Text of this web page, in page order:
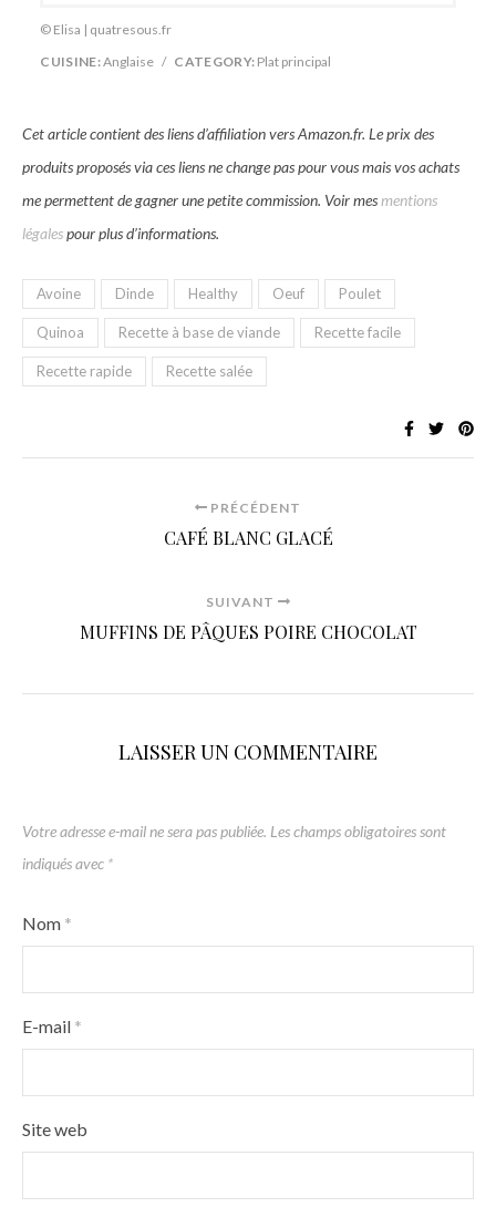
© Elisa | quatresous.fr
CUISINE:Anglaise / CATEGORY: Plat principal
Cet article contient des liens d’affiliation vers Amazon.fr. Le prix des
produits proposés via ces liens ne change pas pour vous mais vos achats
me permettent de gagner une petite commission. Voir mesmentions
légalespour plus d’informations.
Avoine Dinde Healthy Oeuf Poulet
Quinoa Recette à base de viande Recette facile
Recette rapide Recette salée
PRÉCÉDENT
CAFÉ BLANC GLACÉ
SUIVANT
MUFFINS DE PÂQUES POIRE CHOCOLAT
LAISSER UN COMMENTAIRE
Votre adresse e-mail ne sera pas publiée. Les champs obligatoires sont
indiqués avec *
Nom *
E-mail *
Site web